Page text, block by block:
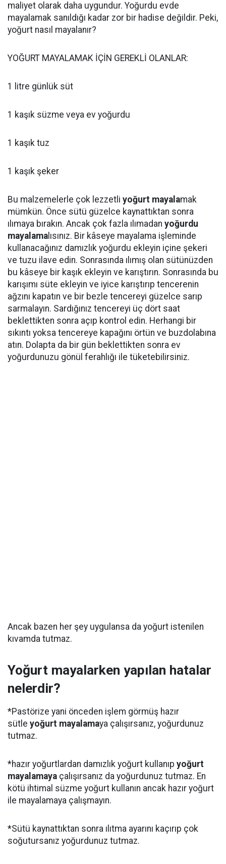
maliyet olarak daha uygundur. Yoğurdu evde
mayalamak sanıldığı kadar zor bir hadise değildir. Peki,
yoğurt nasıl mayalanır?
YOĞURT MAYALAMAK İÇİN GEREKLİ OLANLAR:
1 litre günlük süt
1 kaşık süzme veya ev yoğurdu
1 kaşık tuz
1 kaşık şeker
Bu malzemelerle çok lezzetli yoğurt mayalamak
mümkün. Önce sütü güzelce kaynattıktan sonra
ılımaya bırakın. Ancak çok fazla ılımadan yoğurdu
mayalama lısınız. Bir kâseye mayalama işleminde
kullanacağınız damızlık yoğurdu ekleyin içine şekeri
ve tuzu ilave edin. Sonrasında ılımış olan sütünüzden
bu kâseye bir kaşık ekleyin ve karıştırın. Sonrasında bu
karışımı süte ekleyin ve iyice karıştırıp tencerenin
ağzını kapatın ve bir bezle tencereyi güzelce sarıp
sarmalayın. Sardığınız tencereyi üç dört saat
beklettikten sonra açıp kontrol edin. Herhangi bir
sıkıntı yoksa tencereye kapağını örtün ve buzdolabına
atın. Dolapta da bir gün beklettikten sonra ev
yoğurdunuzu gönül ferahlığı ile tüketebilirsiniz.
Ancak bazen her şey uygulansa da yoğurt istenilen
kıvamda tutmaz.
Yoğurt mayalarken yapılan hatalar
nelerdir?
*Pastörize yani önceden işlem görmüş hazır
sütle yoğurt mayalamaya çalışırsanız, yoğurdunuz
tutmaz.
*hazır yoğurtlardan damızlık yoğurt kullanıp yoğurt
mayalamaya çalışırsanız da yoğurdunuz tutmaz. En
kötü ihtimal süzme yoğurt kullanın ancak hazır yoğurt
ile mayalamaya çalışmayın.
*Sütü kaynattıktan sonra ılıtma ayarını kaçırıp çok
soğutursanız yoğurdunuz tutmaz.